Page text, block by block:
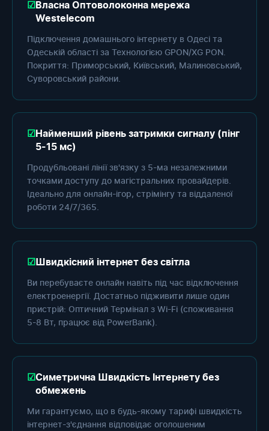
Власна Оптоволоконна мережа
Westelecom
Підключення домашнього інтернету в Одесі та
Одеській області за Технологією GPON/XG PON.
Покриття: Приморський, Київський, Малиновський,
Суворовський райони.
Найменший рівень затримки сигналу (пінг
5-15 мс)
Продубльовані лінії зв'язку з 5-ма незалежними
точками доступу до магістральних провайдерів.
Ідеально для онлайн-ігор, стрімінгу та віддаленої
роботи 24/7/365.
Швидкісний інтернет без світла
Ви перебуваєте онлайн навіть під час відключення
електроенергії. Достатньо підживити лише один
пристрій: Оптичний Термінал з Wi-Fi (споживання
5-8 Вт, працює від PowerBank).
Симетрична Швидкість Інтернету без
обмежень
Ми гарантуємо, що в будь-якому тарифі швидкість
інтернет-з'єднання відповідає оголошеним